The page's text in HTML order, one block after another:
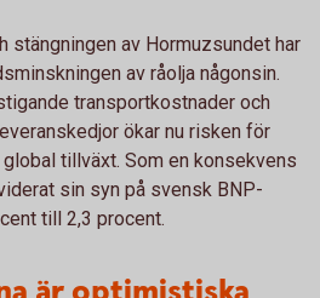
stängningen av Hormuzsundet har
av råolja någonsin.
transportkostnader och
ökar nu risken för
tillväxt. Som en konsekvens
sin syn på svensk BNP-
till 2,3 procent.